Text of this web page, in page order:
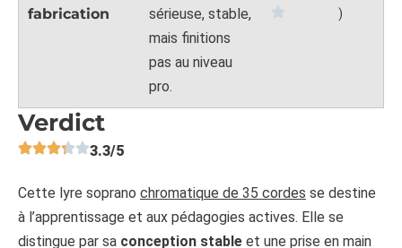
fabrication
sérieuse, stable,
mais finitions
pas au niveau
pro.
)
Verdict
3.3/5
Cette lyre soprano chromatique de 35 cordes se destine
à l’apprentissage et aux pédagogies actives. Elle se
distingue par sa conception stable et une prise en main